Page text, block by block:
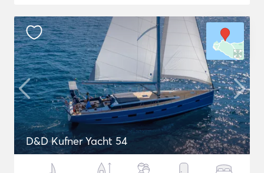
D&D Kufner Yacht 54